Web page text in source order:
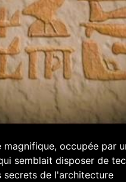
magnifique, occupée par
semblait disposer de
secrets de l'architecture